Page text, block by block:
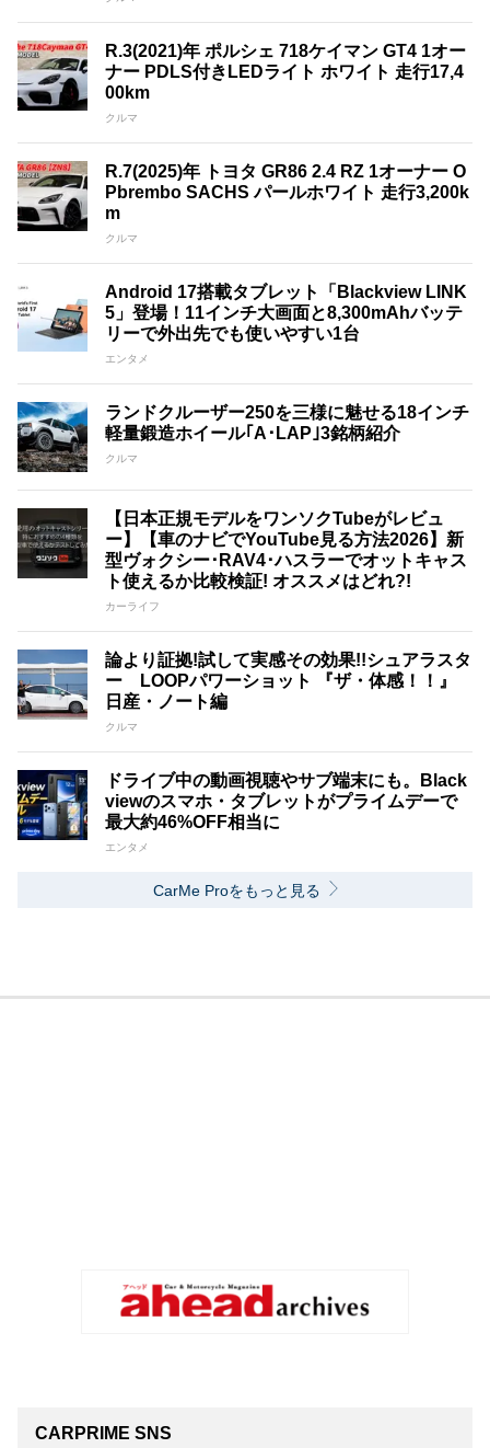
R.3(2021)年 ポルシェ 718ケイマン GT4 1オー
ナー PDLS付きLEDライト ホワイト 走行17,4
00km
クルマ
R.7(2025)年 トヨタ GR86 2.4 RZ 1オーナー O
Pbrembo SACHS パールホワイト 走行3,200k
m
クルマ
Android 17搭載タブレット「Blackview LINK
5」登場！11インチ大画面と8,300mAhバッテ
リーで外出先でも使いやすい1台
エンタメ
ランドクルーザー250を三様に魅せる18インチ
軽量鍛造ホイール｢A･LAP｣3銘柄紹介
クルマ
【日本正規モデルをワンソクTubeがレビュ
ー】【車のナビでYouTube見る方法2026】新
型ヴォクシー･RAV4･ハスラーでオットキャス
ト使えるか比較検証! オススメはどれ?!
カーライフ
論より証拠!試して実感その効果!!シュアラスタ
ー LOOPパワーショット 『ザ・体感！！』
日産・ノート編
クルマ
ドライブ中の動画視聴やサブ端末にも。Black
viewのスマホ・タブレットがプライムデーで
最大約46%OFF相当に
エンタメ
CarMe Proをもっと見る
CARPRIME SNS